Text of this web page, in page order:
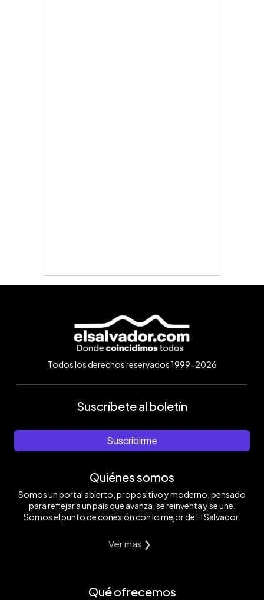
Todos los derechos reservados 1999-2026
Suscríbete al boletín
Suscribirme
Quiénes somos
Somos un portal abierto, propositivo y moderno, pensado
para reflejar a un país que avanza, se reinventa y se une.
Somos el punto de conexión con lo mejor de El Salvador.
Ver mas ❯
Qué ofrecemos